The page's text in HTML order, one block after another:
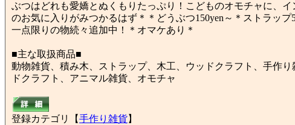
ぶつはどれも愛嬌とぬくもりたっぷり！こどものオモチャに、
のお気に入りがみつかるはず＊＊どうぶつ150yen～＊ストラップ
一点限りの物続々追加中！＊オマケあり＊
■主な取扱商品■
動物雑貨、積み木、ストラップ、木工、ウッドクラフト、手作
ドクラフト、アニマル雑貨、オモチャ
登録カテゴリ【手作り雑貨】